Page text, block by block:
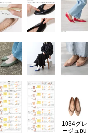
1034グレ
ージュpu